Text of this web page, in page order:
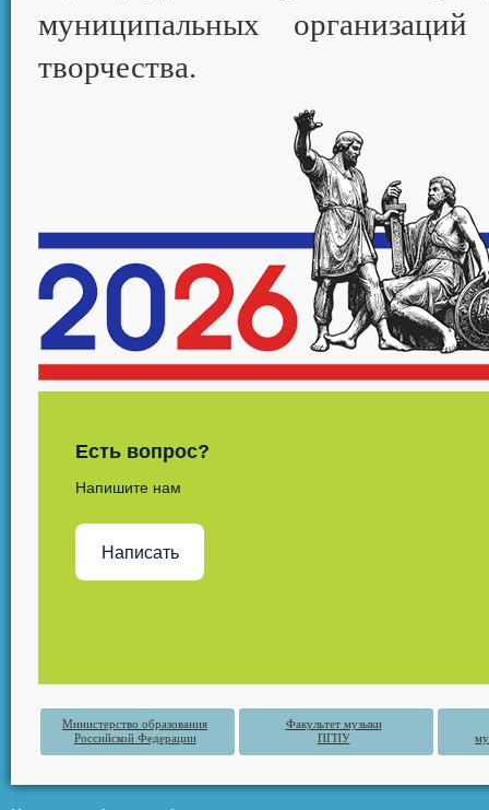
муниципальных
творчества.
Есть вопрос?
Напишите нам
Написать
Министерство образования
Российской Федерации
Факультет музыки
ПГПУ